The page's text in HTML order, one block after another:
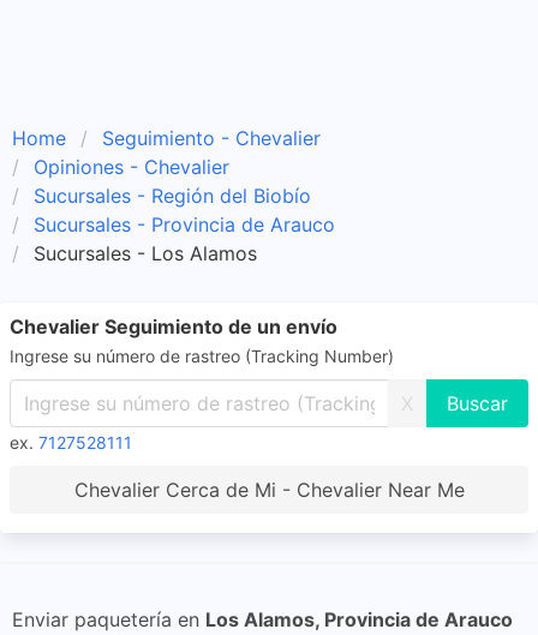
Home
Seguimiento - Chevalier
Opiniones - Chevalier
Sucursales - Región del Biobío
Sucursales - Provincia de Arauco
Sucursales - Los Alamos
Chevalier Seguimiento de un envío
Ingrese su número de rastreo (Tracking Number)
X
ex. 7127528111
Chevalier Cerca de Mi - Chevalier Near Me
Enviar paquetería en Los Alamos, Provincia de Arauco